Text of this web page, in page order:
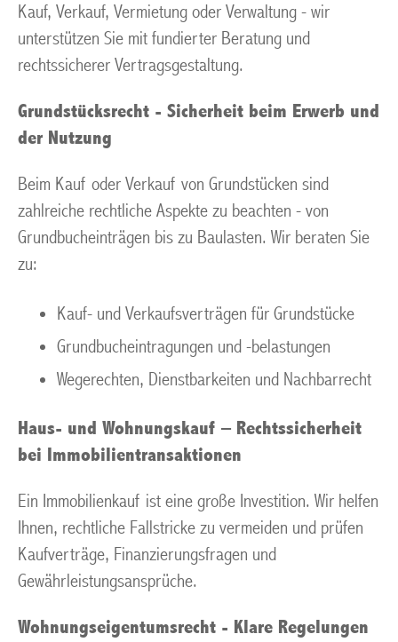
Kauf, Verkauf, Vermietung oder Verwaltung - wir
unterstützen Sie mit fundierter Beratung und
rechtssicherer Vertragsgestaltung.
Grundstücksrecht - Sicherheit beim Erwerb und
der Nutzung
Beim Kauf oder Verkauf von Grundstücken sind
zahlreiche rechtliche Aspekte zu beachten - von
Grundbucheinträgen bis zu Baulasten. Wir beraten Sie
zu:
Kauf- und Verkaufsverträgen für Grundstücke
Grundbucheintragungen und -belastungen
Wegerechten, Dienstbarkeiten und Nachbarrecht
Haus- und Wohnungskauf – Rechtssicherheit
bei Immobilientransaktionen
Ein Immobilienkauf ist eine große Investition. Wir helfen
Ihnen, rechtliche Fallstricke zu vermeiden und prüfen
Kaufverträge, Finanzierungsfragen und
Gewährleistungsansprüche.
Wohnungseigentumsrecht - Klare Regelungen